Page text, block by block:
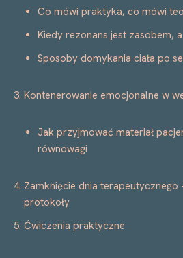
Co mówi praktyka, co mówi
Kiedy rezonans jest zasobem,
Sposoby domykania ciała po
Kontenerowanie emocjonalne w
Jak przyjmować materiał
równowagi
Zamknięcie dnia terapeutycznego
protokoły
Ćwiczenia praktyczne